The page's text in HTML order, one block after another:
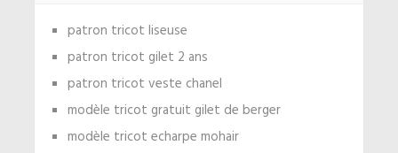
patron tricot liseuse
patron tricot gilet 2 ans
patron tricot veste chanel
modèle tricot gratuit gilet de berger
modèle tricot echarpe mohair